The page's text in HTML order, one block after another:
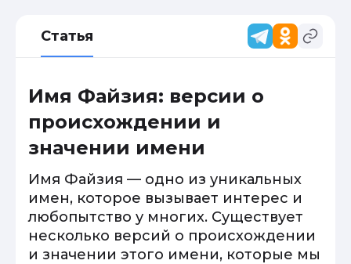
Статья
Имя Файзия: версии о
происхождении и
значении имени
Имя Файзия — одно из уникальных
имен, которое вызывает интерес и
любопытство у многих. Существует
несколько версий о происхождении
и значении этого имени, которые мы